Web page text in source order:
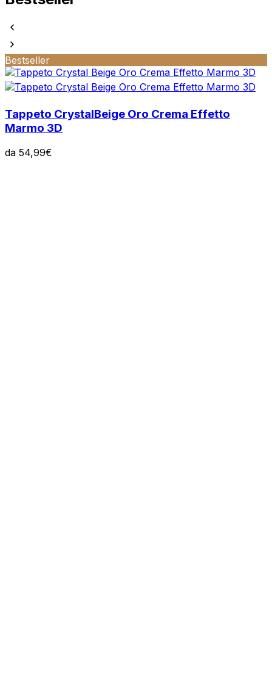
Bestseller
Tappeto CrystalBeige Oro Crema Effetto
Marmo 3D
da 54,99€